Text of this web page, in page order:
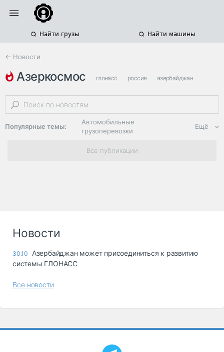
Найти грузы Найти машины
← Новости
азеркосмос глонасс россия азербайджан
Популярные темы:
Автомобильные
грузоперевозки
Региональная
логистика
опасные грузы
грузовые
Коммерческий
Ещё
Все публикации
Новости
30.10
Азербайджан может присоединиться к развитию
системы ГЛОНАСС
Все новости